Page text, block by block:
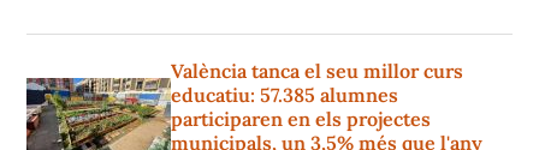
València tanca el seu millor curs
educatiu: 57.385 alumnes
participaren en els projectes
municipals, un 3,5% més que l'any